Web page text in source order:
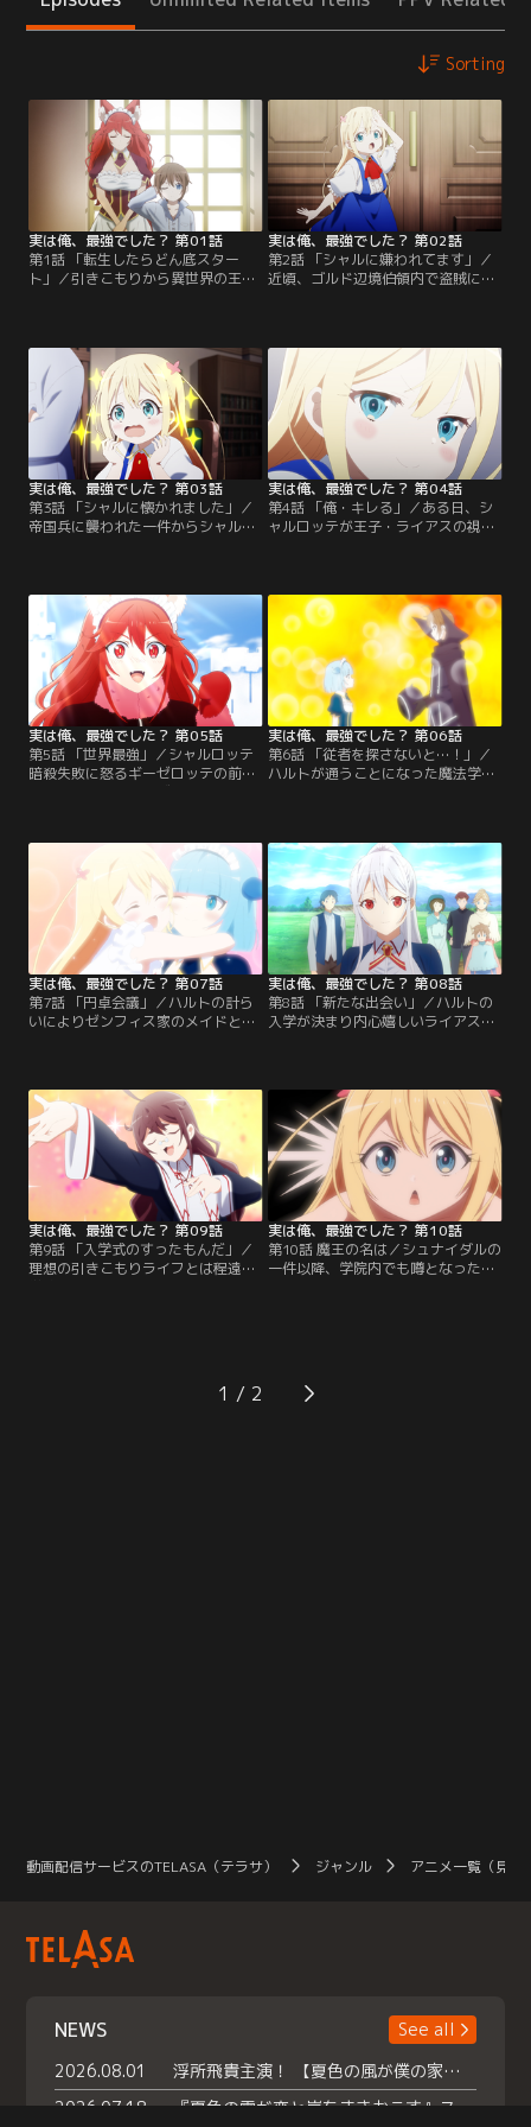
Sorting
実は俺、最強でした？ 第01話
第1話 「転生したらどん底スター
ト」／引きこもりから異世界の王子
測りきれず“魔法レベルが低い”と勘
違いされ、転生早々森に捨てられて
しまう。その後、森で出会った魔族
のフレイと共にゴルド・ゼンフィス
辺境伯に拾われ、不自由のない引き
こもり生活を送ることに…。
実は俺、最強でした？ 第02話
第2話 「シャルに嫌われてます」／
近頃、ゴルド辺境伯領内で盗賊によ
しまう。家族を狙った敵に怒り狂う
ハルトは、間一髪でシャルロッテと
ナタリアを救出。だが、この事件を
きっかけに、ハルトとシャルロッテ
の距離は一気に縮まることになっ
た。一方ハルトは…。
実は俺、最強でした？ 第03話
第3話 「シャルに懐かれました」／
帝国兵に襲われた一件からシャルロ
に“アニメ”の存在を教える。見てみ
たいと言われ、苦労の末、現代日本
のネット世界と転生後の世界を繋げ
ることに成功したハルト。そしてそ
こには、初めて目にしたアニメに夢
中になるシャルロッテの姿が…。
実は俺、最強でした？ 第04話
第4話 「俺・キレる」／ある日、シ
ャルロッテが王子・ライアスの視察
隊がいることに気が付く。シヴァと
して召喚士部隊に接触したハルト
は、リーダーらしき男から衝撃の目
的を告げられる。それは王妃・ギー
ゼロッテの命令でシャルロッテを暗
殺する…というものであった。
実は俺、最強でした？ 第05話
第5話 「世界最強」／シャルロッテ
暗殺失敗に怒るギーゼロッテの前
に、反撃を目論むシヴァが現れた。
い特殊な首輪を付ける。そしてそれ
は屈辱の証でもあった…。ギーゼロ
ッテの一件も落ち着いて5年が経っ
たある日、ハルトはゴルドから王都
の魔法学校に通うよう言われてしま
う。
実は俺、最強でした？ 第06話
第6話 「従者を探さないと…！」／
ハルトが通うことになった魔法学校
一方その頃、国境付近で手負いのド
ラゴンが出現したという情報がハル
トの元に入る。ハルトとフレイが急
いで現場へ向かうと、そこには兵士
に襲われて負傷したブリザード・ド
ラゴンが倒れていた。
実は俺、最強でした？ 第07話
第7話 「円卓会議」／ハルトの計ら
いによりゼンフィス家のメイドとな
存在であった。しかし、従者にして
しまうと王都まで同行させなければ
ならず、仲良しなシャルロッテとリ
ザを離れ離れにしてしまうことにな
る…。
実は俺、最強でした？ 第08話
第8話 「新たな出会い」／ハルトの
入学が決まり内心嬉しいライアスと
黒い戦士・シヴァに関する知り得る
限りの情報を聞き出す」というも
の。自分のせいでハルトを大変なこ
とに巻き込んでしまったのではない
か…と罪悪感を隠せないライアス。
一方で王都に着いたハルトは…。
実は俺、最強でした？ 第09話
第9話 「入学式のすったもんだ」／
理想の引きこもりライフとは程遠い
法の研究者としてとても有名だっ
た。そしてハルトはティアリエッタ
実は俺、最強でした？ 第10話
第10話 魔王の名は／シュナイダルの
一件以降、学院内でも噂となったハ
の場から逃れたハルトは、謎の少女
と初めてちゃんと言葉を交わすこと
1
動画配信サービスのTELASA（テラサ） ジャンル アニメ一覧（見放
NEWS
See all
2026.08.01
浮所飛貴主演！ 【夏色の風が僕の家にやってきた】 本日よりテラサで独占配信スタート！
2026.07.18
『夏色の雲が恋と嵐をまきおこす』スペシャルメイキング 【Part1】2026年７月18日（土）23時30分～配信スタート！話題のシーンの裏側を大公開！豪華キャスト大集合！ 『武宮家 真夏の家族会議』開催！